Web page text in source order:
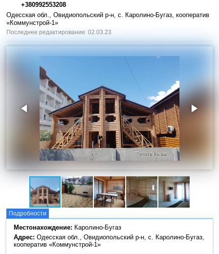
+380992553208
Одесская обл., Овидиопольский р-н, с. Каролино-Бугаз, кооператив
«Коммунстрой-1»
Последнее редактирование: 02.03.23
Подробности
Местонахождение: Каролино-Бугаз
Адрес: Одесская обл., Овидиопольский р-н, с. Каролино-Бугаз,
кооператив «Коммунстрой-1»